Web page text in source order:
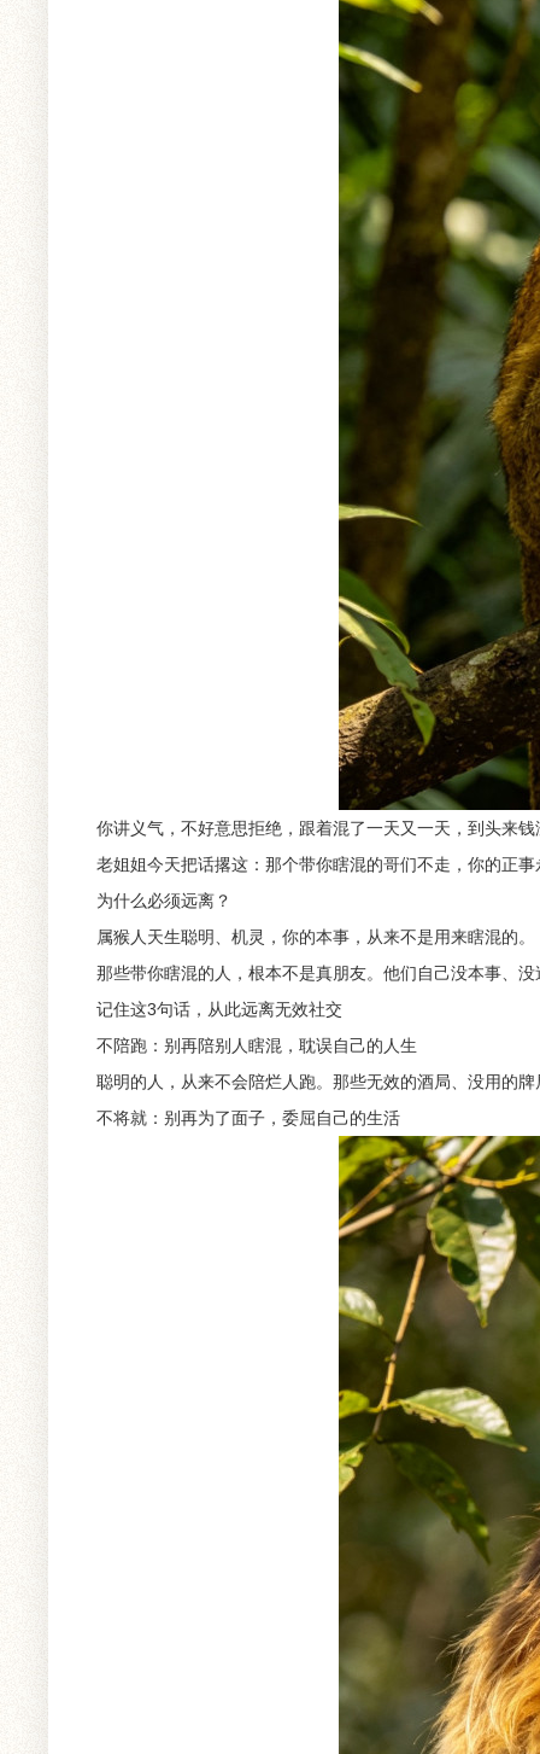
你讲义气，不好意思拒绝，跟着混了一天又一天，到头来
老姐姐今天把话撂这：那个带你瞎混的哥们不走，你的正
为什么必须远离？
属猴人天生聪明、机灵，你的本事，从来不是用来瞎混的。
那些带你瞎混的人，根本不是真朋友。他们自己没本事、
记住这3句话，从此远离无效社交
不陪跑：别再陪别人瞎混，耽误自己的人生
聪明的人，从来不会陪烂人跑。那些无效的酒局、没用的
不将就：别再为了面子，委屈自己的生活